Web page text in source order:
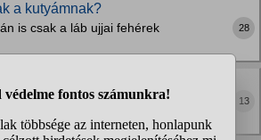
a kutyámnak?
is csak a láb ujjai fehérek 28
venni?
13